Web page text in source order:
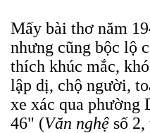
Mấy bài thơ năm
nhưng cũng bộc lộ
thích khúc mắc,
lập dị, chộ người,
xe xác qua phường
46" (Văn nghệ số